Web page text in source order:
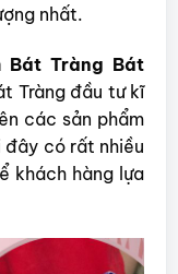
nhất.
Bát Tràng Bát
Tràng đầu tư kĩ
các sản phẩm
đây có rất nhiều
khách hàng lựa